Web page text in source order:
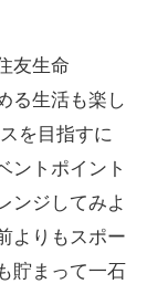
友生命
る生活も楽し
を目指すに
ントポイント
ンジしてみよ
よりもスポー
貯まって一石